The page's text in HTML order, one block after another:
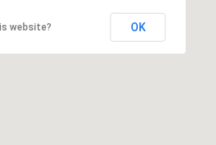
website? OK